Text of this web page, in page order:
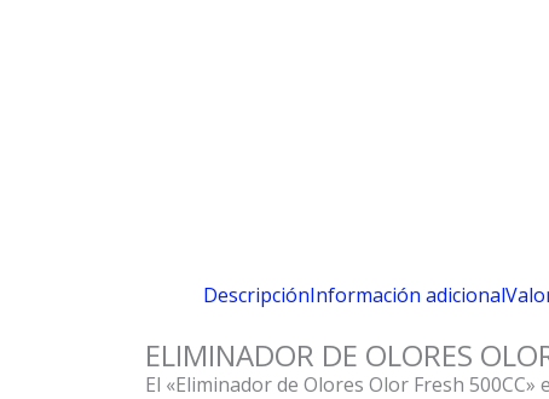
DescripciónInformación adicional
ELIMINADOR DE OLORES
El «Eliminador de Olores Olor Fresh